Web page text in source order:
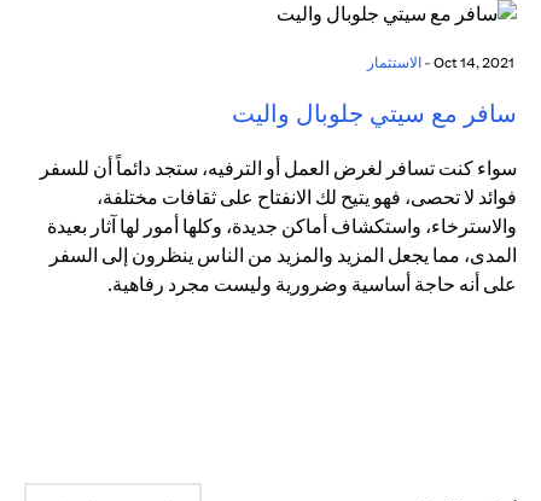
الاستثمار
سافر مع سيتي جلوبال واليت
سواء كنت تسافر لغرض العمل أو الترفيه، ستجد دائماً أن للسفر
فوائد لا تحصى، فهو يتيح لك الانفتاح على ثقافات مختلفة،
والاسترخاء، واستكشاف أماكن جديدة، وكلها أمور لها آثار بعيدة
المدى، مما يجعل المزيد والمزيد من الناس ينظرون إلى السفر
على أنه حاجة أساسية وضرورية وليست مجرد رفاهية.